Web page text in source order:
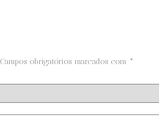
Campos obrigatórios marcados com *